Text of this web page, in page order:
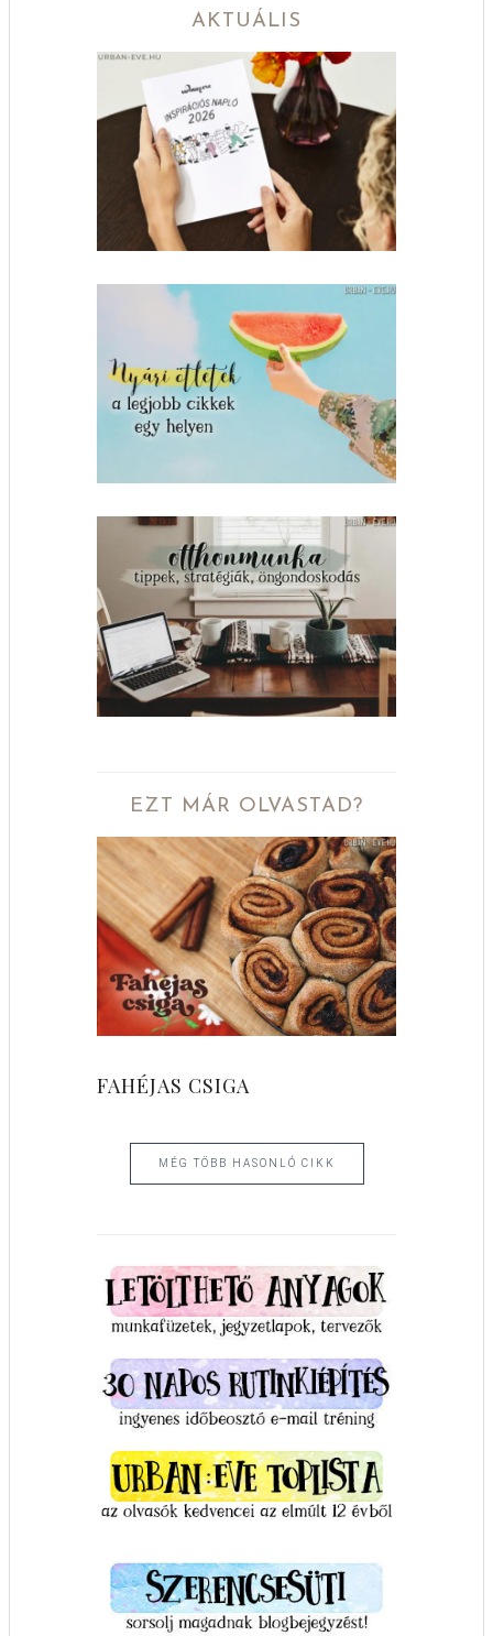
AKTUÁLIS
EZT MÁR OLVASTAD?
FAHÉJAS CSIGA
MÉG TÖBB HASONLÓ CIKK